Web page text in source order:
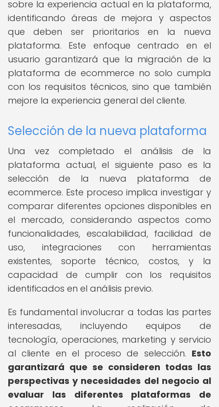
sobre la experiencia actual en la plataforma,
identificando áreas de mejora y aspectos
que deben ser prioritarios en la nueva
plataforma. Este enfoque centrado en el
usuario garantizará que la migración de la
plataforma de ecommerce no solo cumpla
con los requisitos técnicos, sino que también
mejore la experiencia general del cliente.
Selección de la nueva plataforma
Una vez completado el análisis de la
plataforma actual, el siguiente paso es la
selección de la nueva plataforma de
ecommerce. Este proceso implica investigar y
comparar diferentes opciones disponibles en
el mercado, considerando aspectos como
funcionalidades, escalabilidad, facilidad de
uso, integraciones con herramientas
existentes, soporte técnico, costos, y la
capacidad de cumplir con los requisitos
identificados en el análisis previo.
Es fundamental involucrar a todas las partes
interesadas, incluyendo equipos de
tecnología, operaciones, marketing y servicio
al cliente en el proceso de selección. Esto
garantizará que se consideren todas las
perspectivas y necesidades del negocio al
evaluar las diferentes plataformas de